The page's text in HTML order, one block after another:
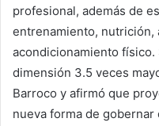
profesional, además de
entrenamiento, nutrición,
acondicionamiento
dimensión 3.5 veces
Barroco y afirmó que
nueva forma de